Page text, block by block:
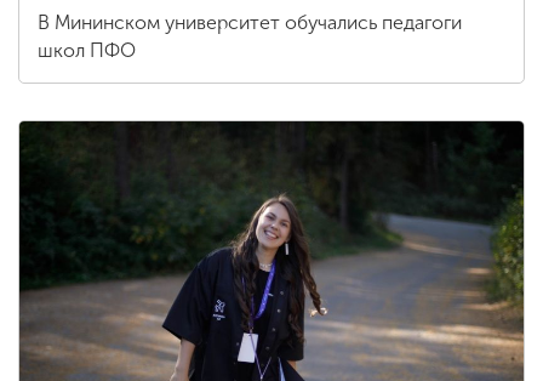
В Мининском университет обучались педагоги
школ ПФО